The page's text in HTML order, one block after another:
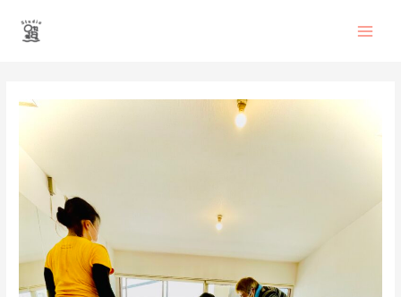
シ
ョ
ン